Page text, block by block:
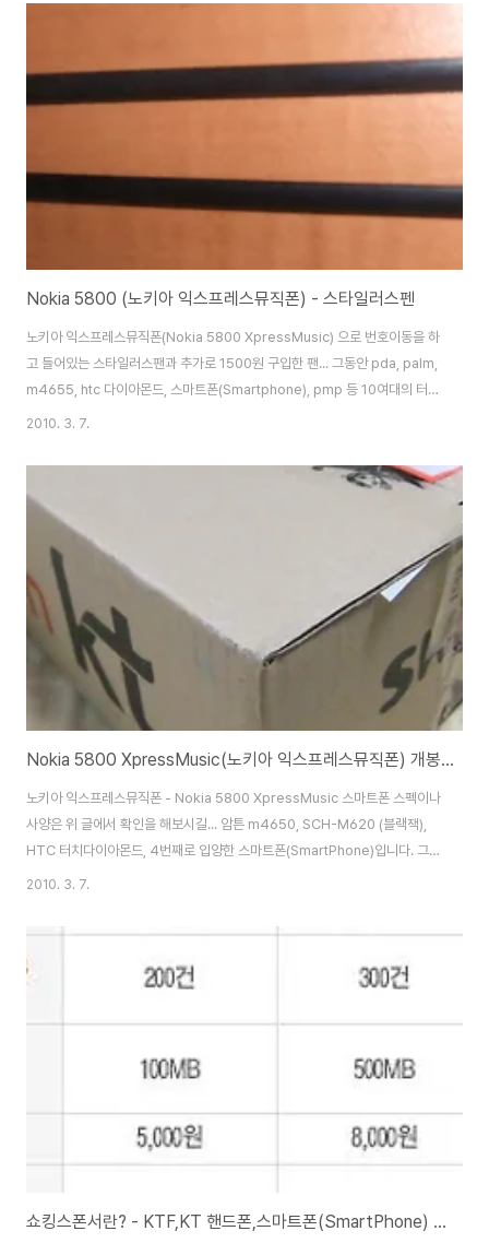
을 하고, 업데이트를 자동으로 하는 경우에는 이런 화면이 뜨겠지만, 이런 화면
나, http://europe.nokia.com/support/download-software/nokia-
Nokia 5800 (노키아 익스프레스뮤직폰) - 스타일러스펜
노키아 익스프레스뮤직폰(Nokia 5800 XpressMusic) 으로 번호이동을 하
고 들어있는 스타일러스팬과 추가로 1500원 구입한 팬... 그동안 pda, palm,
m4655, htc 다이아몬드, 스마트폰(Smartphone), pmp 등 10여대의 터치
스크린 제품을 써보았지만, 가장 안습인 스타일러스 터치팬이다... Nokia
KTF, KT 핸드폰, 스마트폰(SmartPhone) 구입시 Nokia Ovi Suite - 노키
아 PC Suite 업그레이드 노키아 익스프레스뮤직폰(Nokia 5800
XpressMusic) 리모콘과 이어폰 팝니다 노키아 5800 - 초기화, 백업&복원
(Nokia 5800 XpressMus..
2010. 3. 7.
Nokia 5800 XpressMusic(노키아 익스프레스뮤직폰) 개봉기
노키아 익스프레스뮤직폰 - Nokia 5800 XpressMusic 스마트폰 스펙이나
사양은 위 글에서 확인을 해보시길... 암튼 m4650, SCH-M620 (블랙잭),
HTC 터치다이아몬드, 4번째로 입양한 스마트폰(SmartPhone)입니다. 그러
고보니 그동안은 MS Mobile 계열의 OS만 사용하다가 처음으로 심비안이라
결국 이것으로 구입을 했는데, 잘했다는 생각이 드네요...^^ Nokia Ovi Suite
- 노키아 PC Suite 업그레이드 노키아 5800 - 초기화, 백업&복원 (Nokia
5800 XpressMusic) 노키아 익스프레스뮤직폰(Nokia 5800) - 젤리케이
2010. 3. 7.
쇼킹스폰서란? - KTF,KT 핸드폰,스마트폰(SmartPhone) 구입시 요금제 설명